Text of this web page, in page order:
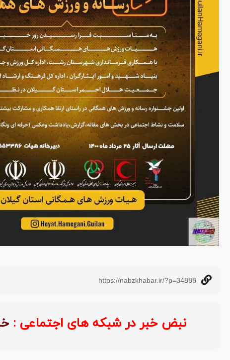
https://nabzkhabar.ir/?p=34888
نبض خبر در شبکه های اجتماعی :